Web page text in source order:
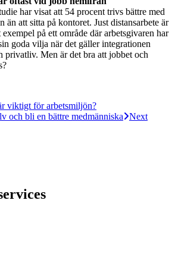
har visat att 54 procent trivs bättre med
än att sitta på kontoret. Just distansarbete är
på ett område där arbetsgivaren har
goda vilja när det gäller integrationen
privatliv. Men är det bra att jobbet och
viktigt för arbetsmiljön?
och bli en bättre medmänniska Next